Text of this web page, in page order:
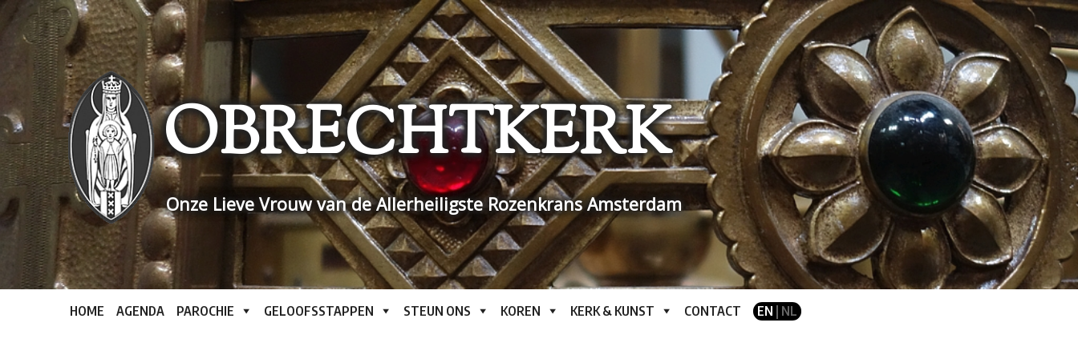
content
OBRECHTKERK
Onze Lieve Vrouw van de Allerheiligste Rozenkrans Amsterdam
HOME AGENDA PAROCHIE GELOOFSSTAPPEN STEUN ONS KOREN KERK & KUNST CONTACT EN | NL